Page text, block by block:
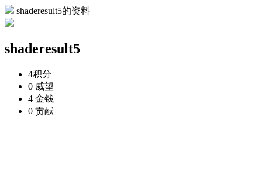
shaderesult5的资料
shaderesult5
4积分
0 威望
4 金钱
0 贡献